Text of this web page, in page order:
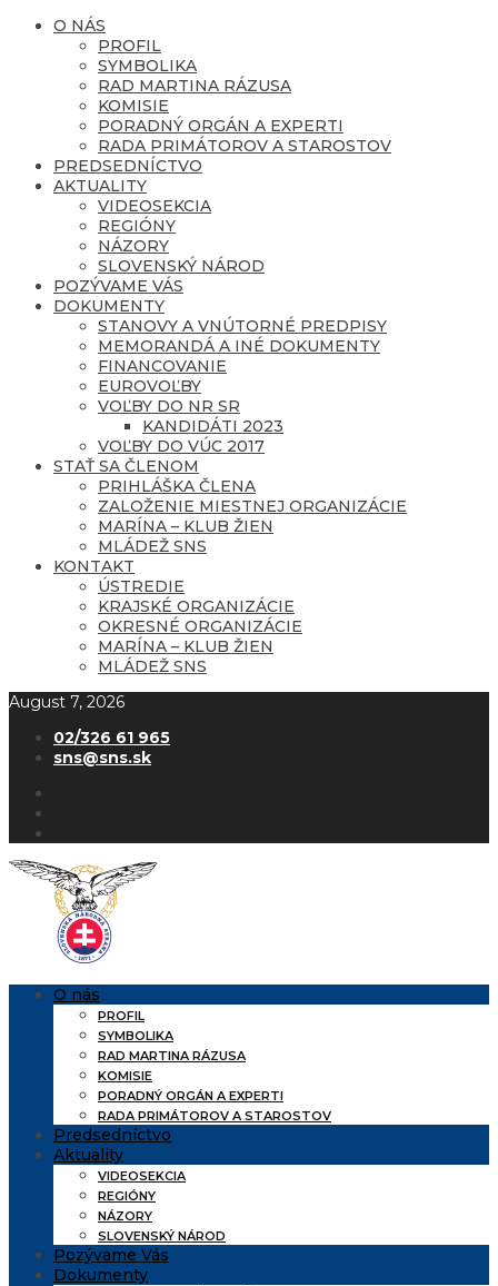
O NÁS
PROFIL
SYMBOLIKA
RAD MARTINA RÁZUSA
KOMISIE
PORADNÝ ORGÁN A EXPERTI
RADA PRIMÁTOROV A STAROSTOV
PREDSEDNÍCTVO
AKTUALITY
VIDEOSEKCIA
REGIÓNY
NÁZORY
SLOVENSKÝ NÁROD
POZÝVAME VÁS
DOKUMENTY
STANOVY A VNÚTORNÉ PREDPISY
MEMORANDÁ A INÉ DOKUMENTY
FINANCOVANIE
EUROVOĽBY
VOĽBY DO NR SR
KANDIDÁTI 2023
VOĽBY DO VÚC 2017
STAŤ SA ČLENOM
PRIHLÁŠKA ČLENA
ZALOŽENIE MIESTNEJ ORGANIZÁCIE
MARÍNA – KLUB ŽIEN
MLÁDEŽ SNS
KONTAKT
ÚSTREDIE
KRAJSKÉ ORGANIZÁCIE
OKRESNÉ ORGANIZÁCIE
MARÍNA – KLUB ŽIEN
MLÁDEŽ SNS
August 7, 2026
02/326 61 965
sns@sns.sk
O nás
PROFIL
SYMBOLIKA
RAD MARTINA RÁZUSA
KOMISIE
PORADNÝ ORGÁN A EXPERTI
RADA PRIMÁTOROV A STAROSTOV
Predsedníctvo
Aktuality
VIDEOSEKCIA
REGIÓNY
NÁZORY
SLOVENSKÝ NÁROD
Pozývame Vás
Dokumenty